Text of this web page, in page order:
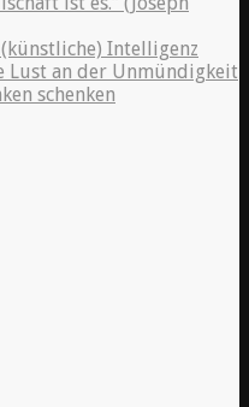
Intelligenz
Lust an der Unmündigkeit
schenken